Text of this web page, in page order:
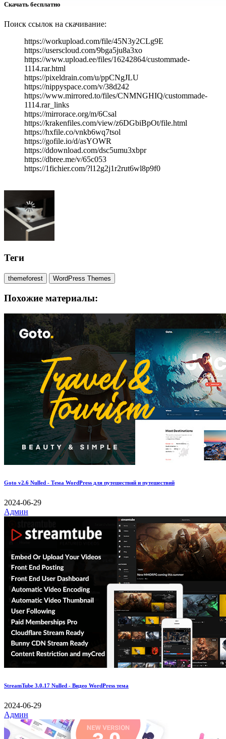
Скачать бесплатно
Поиск ссылок на скачивание:
https://workupload.com/file/45N3y2CLg9E
https://userscloud.com/9bga5ju8a3xo
https://www.upload.ee/files/16242864/custommade-
1114.rar.html
https://pixeldrain.com/u/ppCNgJLU
https://nippyspace.com/v/38d242
https://www.mirrored.to/files/CNMNGHIQ/custommade-
1114.rar_links
https://mirrorace.org/m/6Csal
https://krakenfiles.com/view/z6DGbiBpOt/file.html
https://hxfile.co/vnkb6wq7tsol
https://gofile.io/d/asYOWR
https://ddownload.com/dsc5umu3xbpr
https://dbree.me/v/65c053
https://1fichier.com/?l12g2j1r2rut6wl8p9f0
Теги
themeforest WordPress Themes
Похожие материалы:
Goto v2.6 Nulled - Тема WordPress для путешествий и путешествий
2024-06-29
Админ
StreamTube 3.0.17 Nulled - Видео WordPress тема
2024-06-29
Админ